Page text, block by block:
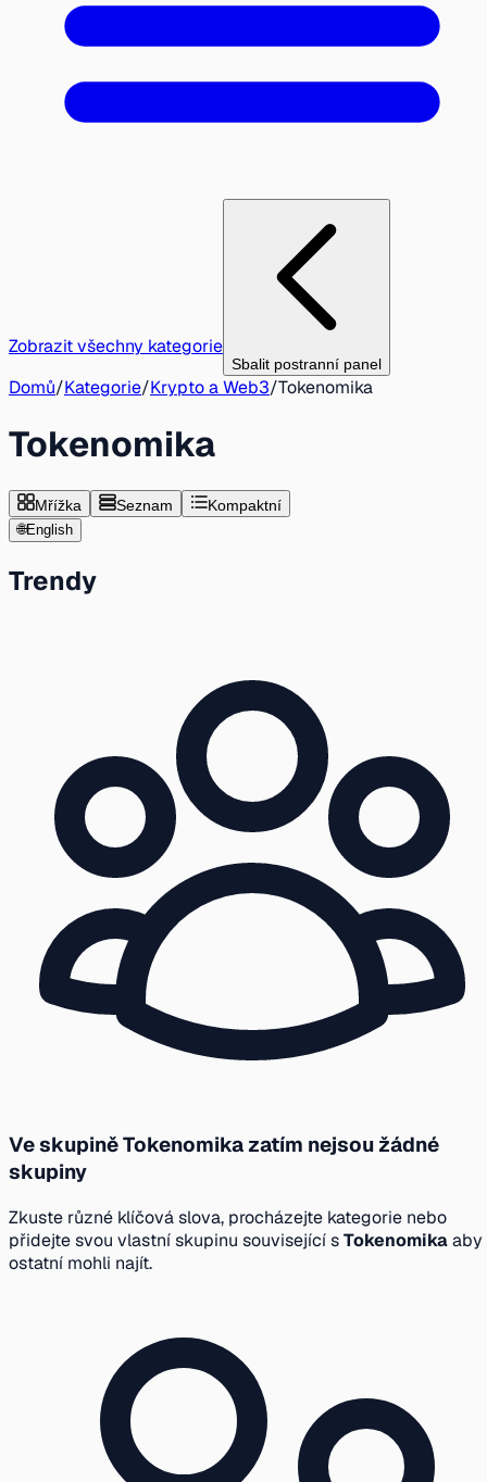
Zobrazit všechny kategorie
Sbalit postranní panel
Domů/Kategorie/Krypto a Web3/Tokenomika
Tokenomika
Mřížka Seznam Kompaktní
🌐English
Trendy
Ve skupině Tokenomika zatím nejsou žádné
skupiny
Zkuste různé klíčová slova, procházejte kategorie nebo
přidejte svou vlastní skupinu související sTokenomikaaby
ostatní mohli najít.